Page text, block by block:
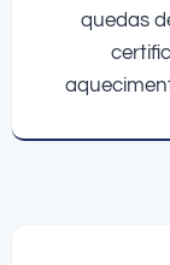
quedas